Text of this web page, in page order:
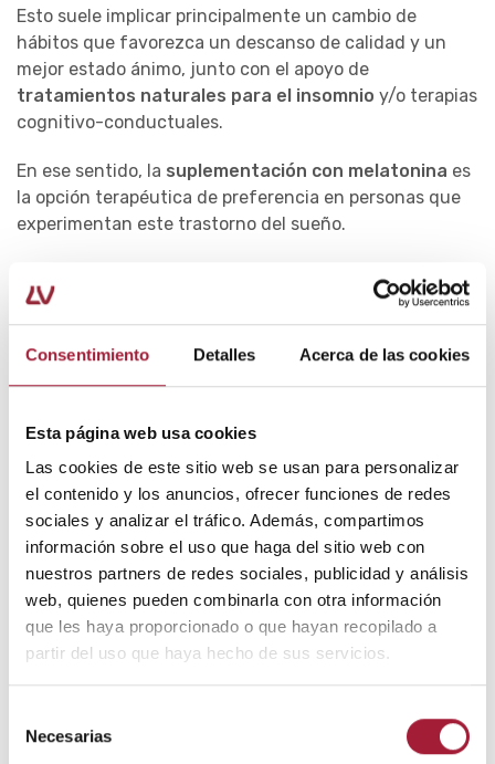
Consentimiento Detalles Acerca de las cookies
Esta página web usa cookies
Las cookies de este sitio web se usan para personalizar
el contenido y los anuncios, ofrecer funciones de redes
sociales y analizar el tráfico. Además, compartimos
información sobre el uso que haga del sitio web con
nuestros partners de redes sociales, publicidad y análisis
web, quienes pueden combinarla con otra información
que les haya proporcionado o que hayan recopilado a
partir del uso que haya hecho de sus servicios.
Necesarias
Esto suele implicar principalmente un cambio de
hábitos que favorezca un descanso de calidad y un
mejor estado ánimo, junto con el apoyo de
tratamientos naturales para el insomnio y/o terapias
cognitivo-conductuales.
En ese sentido, la suplementación con melatonina es
la opción terapéutica de preferencia en personas que
experimentan este trastorno del sueño.
melatonina mejora la calidad del descanso y reduce el
tiempo necesario para poder quedarse dormido.
activos que actúen también ante el decaimiento
especialmente interesante.
El objetivo decombatir el insomnio de forma natural
sin fármacos, cobra especial relevancia en las personas
de edad avanzada, ya que las benzodiacepinas y los
hipnóticos pueden incrementar el riesgo de caídas,
somnolencia diurna, deterioro cognitivo y
dependencia.
experimenta un descenso de la producción de